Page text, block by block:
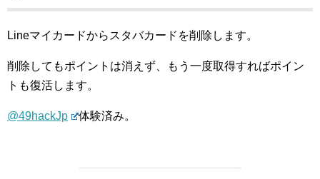
Lineマイカードからスタバカードを削除します。
削除してもポイントは消えず、もう一度取得すればポイン
トも復活します。
@49hackJp 体験済み。